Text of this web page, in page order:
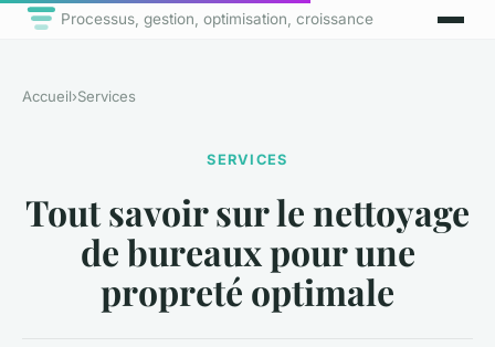
Processus, gestion, optimisation, croissance
Accueil›Services
SERVICES
Tout savoir sur le nettoyage
de bureaux pour une
propreté optimale